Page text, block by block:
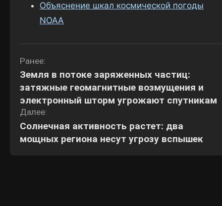
Объяснение шкал космической погоды
NOAA
Навигация
по
записям
Ранее:
Земля в потоке заряженных частиц:
затяжные геомагнитные возмущения и
электронный шторм угрожают спутникам
Далее:
Солнечная активность растет: два
мощных региона несут угрозу вспышек